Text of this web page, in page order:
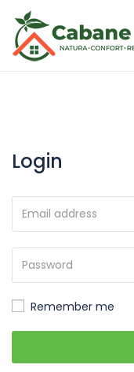
Login
Remember me